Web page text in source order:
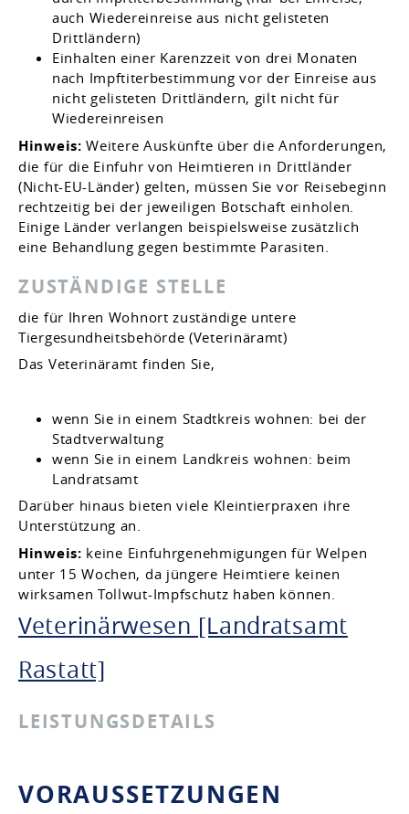
auch Wiedereinreise aus nicht gelisteten
Drittländern)
Einhalten einer Karenzzeit von drei Monaten
nach Impftiterbestimmung vor der Einreise aus
nicht gelisteten Drittländern, gilt nicht für
Wiedereinreisen
Hinweis:Weitere Auskünfte über die Anforderungen,
die für die Einfuhr von Heimtieren in Drittländer
(Nicht-EU-Länder) gelten, müssen Sie vor Reisebeginn
rechtzeitig bei der jeweiligen Botschaft einholen.
Einige Länder verlangen beispielsweise zusätzlich
eine Behandlung gegen bestimmte Parasiten.
ZUSTÄNDIGE STELLE
die für Ihren Wohnort zuständige untere
Tiergesundheitsbehörde (Veterinäramt)
Das Veterinäramt finden Sie,
wenn Sie in einem Stadtkreis wohnen: bei der
Stadtverwaltung
wenn Sie in einem Landkreis wohnen: beim
Landratsamt
Darüber hinaus bieten viele Kleintierpraxen ihre
Unterstützung an.
Hinweis: keine Einfuhrgenehmigungen für Welpen
unter 15 Wochen, da jüngere Heimtiere keinen
wirksamen Tollwut-Impfschutz haben können.
Veterinärwesen [Landratsamt
Rastatt]
LEISTUNGSDETAILS
VORAUSSETZUNGEN